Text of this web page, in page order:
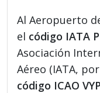
Al Aeropuerto
el código IATA
Asociación
Aéreo (IATA,
código ICAO